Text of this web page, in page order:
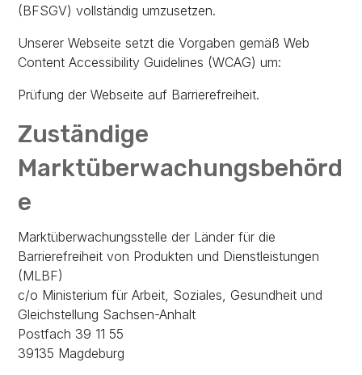
(BFSGV) vollständig umzusetzen.
Unserer Webseite setzt die Vorgaben gemäß Web
Content Accessibility Guidelines (WCAG) um:
Prüfung der Webseite auf Barrierefreiheit.
Zuständige
Marktüberwachungsbehörd
e
Marktüberwachungsstelle der Länder für die
Barrierefreiheit von Produkten und Dienstleistungen
(MLBF)
c/o Ministerium für Arbeit, Soziales, Gesundheit und
Gleichstellung Sachsen-Anhalt
Postfach 39 11 55
39135 Magdeburg